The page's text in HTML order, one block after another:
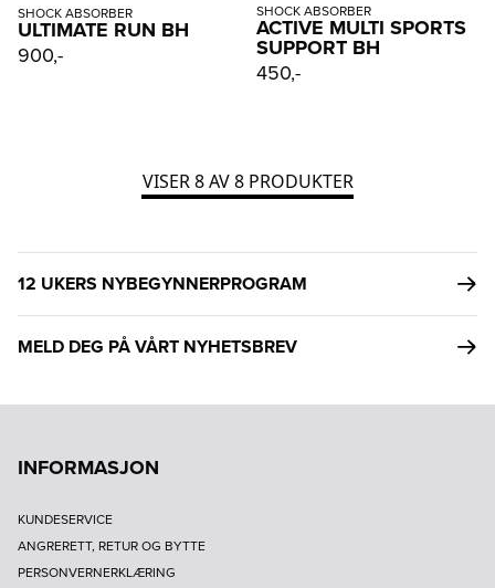
SHOCK ABSORBER
ULTIMATE RUN BH
900,-
SHOCK ABSORBER
ACTIVE MULTI SPORTS
SUPPORT BH
450,-
VISER8AV8PRODUKTER
12 UKERS NYBEGYNNERPROGRAM
MELD DEG PÅ VÅRT NYHETSBREV
INFORMASJON
KUNDESERVICE
ANGRERETT, RETUR OG BYTTE
PERSONVERNERKLÆRING